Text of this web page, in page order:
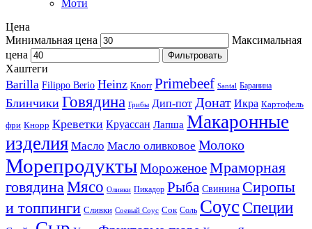
Моти
Цена
Минимальная цена
Максимальная
цена
Фильтровать
Хаштеги
Barilla Filippo Berio Heinz Knorr Primebeef Santal Баранина
Блинчики Говядина Грибы Дип-пот Донат Икра Картофель
фри Кнорр Креветки Круассан Лапша Макаронные
изделия Масло Масло оливковое Молоко
МорепродуктыМороженоеМраморная
говядинаМясо Оливки Пикадор Рыба Свинина Сиропы
и топпинги Сливки Соевый Соус Сок Соль Соус Специи